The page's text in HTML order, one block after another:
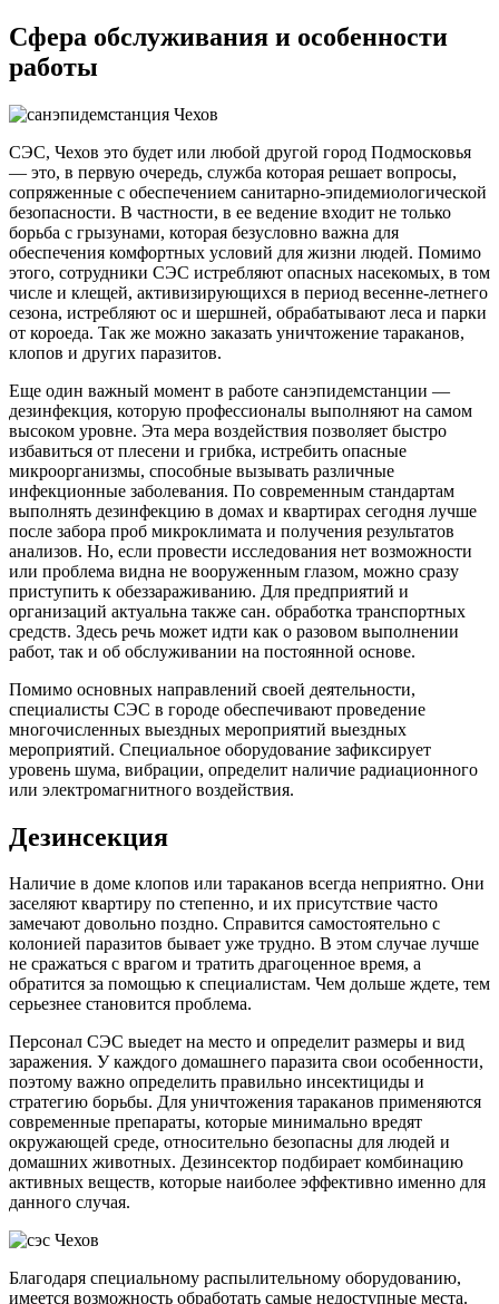
Сфера обслуживания и особенности
работы
СЭС, Чехов это будет или любой другой город Подмосковья
— это, в первую очередь, служба которая решает вопросы,
сопряженные с обеспечением санитарно-эпидемиологической
безопасности. В частности, в ее ведение входит не только
борьба с грызунами, которая безусловно важна для
обеспечения комфортных условий для жизни людей. Помимо
этого, сотрудники СЭС истребляют опасных насекомых, в том
числе и клещей, активизирующихся в период весенне-летнего
сезона, истребляют ос и шершней, обрабатывают леса и парки
от короеда. Так же можно заказать уничтожение тараканов,
клопов и других паразитов.
Еще один важный момент в работе санэпидемстанции —
дезинфекция, которую профессионалы выполняют на самом
высоком уровне. Эта мера воздействия позволяет быстро
избавиться от плесени и грибка, истребить опасные
микроорганизмы, способные вызывать различные
инфекционные заболевания. По современным стандартам
выполнять дезинфекцию в домах и квартирах сегодня лучше
после забора проб микроклимата и получения результатов
анализов. Но, если провести исследования нет возможности
или проблема видна не вооруженным глазом, можно сразу
приступить к обеззараживанию. Для предприятий и
организаций актуальна также сан. обработка транспортных
средств. Здесь речь может идти как о разовом выполнении
работ, так и об обслуживании на постоянной основе.
Помимо основных направлений своей деятельности,
специалисты СЭС в городе обеспечивают проведение
многочисленных выездных мероприятий выездных
мероприятий. Специальное оборудование зафиксирует
уровень шума, вибрации, определит наличие радиационного
или электромагнитного воздействия.
Дезинсекция
Наличие в доме клопов или тараканов всегда неприятно. Они
заселяют квартиру по степенно, и их присутствие часто
замечают довольно поздно. Справится самостоятельно с
колонией паразитов бывает уже трудно. В этом случае лучше
не сражаться с врагом и тратить драгоценное время, а
обратится за помощью к специалистам. Чем дольше ждете, тем
серьезнее становится проблема.
Персонал СЭС выедет на место и определит размеры и вид
заражения. У каждого домашнего паразита свои особенности,
поэтому важно определить правильно инсектициды и
стратегию борьбы. Для уничтожения тараканов применяются
современные препараты, которые минимально вредят
окружающей среде, относительно безопасны для людей и
домашних животных. Дезинсектор подбирает комбинацию
активных веществ, которые наиболее эффективно именно для
данного случая.
Благодаря специальному распылительному оборудованию,
имеется возможность обработать самые недоступные места.